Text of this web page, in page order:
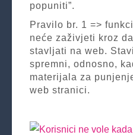
popuniti”.
Pravilo br. 1 =>
neće zaživjeti kroz
stavljati na web.
spremni, odnosno,
materijala za
web stranici.